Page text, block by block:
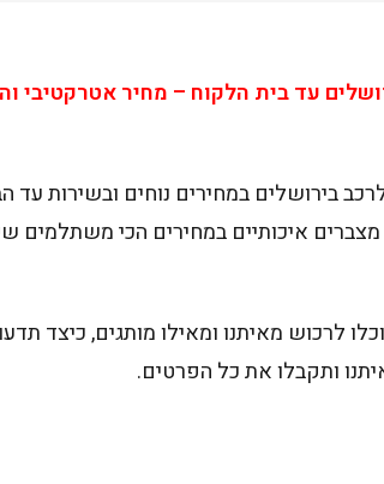
עד בית הלקוח – מחיר אטרקטיבי
בירושלים במחירים נוחים ובשירות עד
מצברים איכותיים במחירים הכי
לרכוש מאיתנו ומאילו מותגים, כיצד
ותקבלו את כל הפרטים.